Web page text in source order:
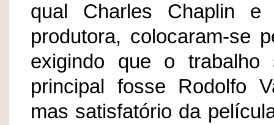
qual Charles Chaplin e
produtora, colocaram-se
exigindo que o
principal fosse Rodolfo
mas satisfatório da